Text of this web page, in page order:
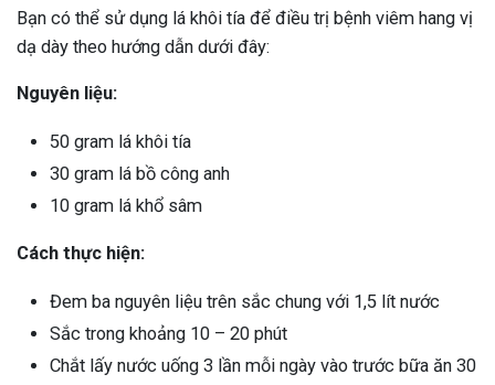
Bạn có thể sử dụng lá khôi tía để điều trị bệnh viêm hang vị
dạ dày theo hướng dẫn dưới đây:
Nguyên liệu:
50 gram lá khôi tía
30 gram lá bồ công anh
10 gram lá khổ sâm
Cách thực hiện:
Đem ba nguyên liệu trên sắc chung với 1,5 lít nước
Sắc trong khoảng 10 – 20 phút
Chắt lấy nước uống 3 lần mỗi ngày vào trước bữa ăn 30